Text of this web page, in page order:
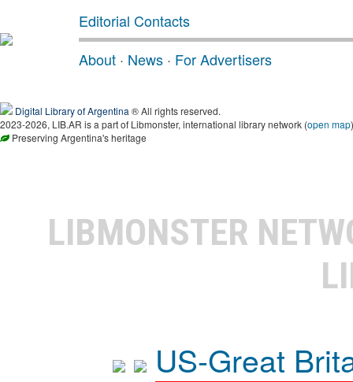
Editorial Contacts
About · News · For Advertisers
Digital Library of Argentina ® All rights reserved.
2023-2026, LIB.AR is a part of Libmonster, international library network (open map)
Preserving Argentina's heritage
LIBMONSTER
US-Great